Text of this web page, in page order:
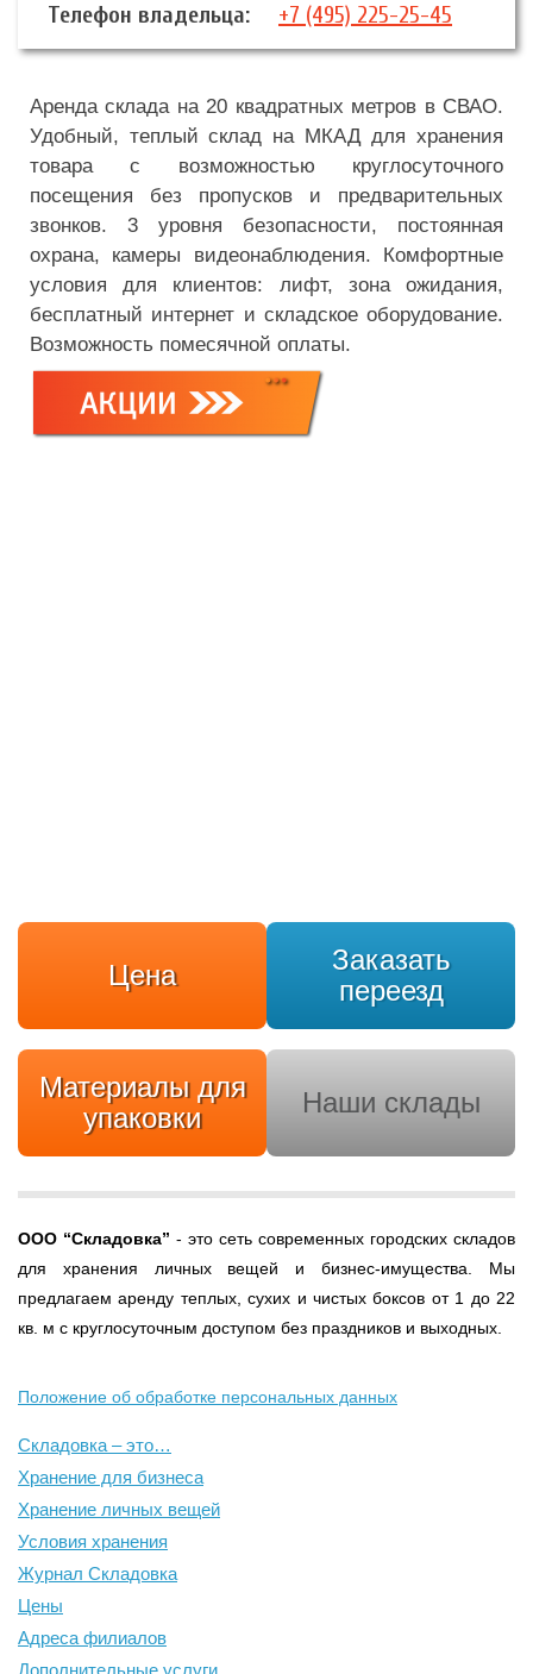
Телефон владельца: +7 (495) 225-25-45
Аренда склада на 20 квадратных метров в СВАО.
Удобный, теплый склад на МКАД для хранения
товара с возможностью круглосуточного
посещения без пропусков и предварительных
звонков. 3 уровня безопасности, постоянная
охрана, камеры видеонаблюдения. Комфортные
условия для клиентов: лифт, зона ожидания,
бесплатный интернет и складское оборудование.
Возможность помесячной оплаты.
Цена
Заказать
переезд
Материалы для
упаковки
Наши склады
ООО “Складовка” - это сеть современных городских складов
для хранения личных вещей и бизнес-имущества. Мы
предлагаем аренду теплых, сухих и чистых боксов от 1 до 22
кв. м с круглосуточным доступом без праздников и выходных.
Положение об обработке персональных данных
Складовка – это…
Хранение для бизнеса
Хранение личных вещей
Условия хранения
Журнал Складовка
Цены
Адреса филиалов
Дополнительные услуги